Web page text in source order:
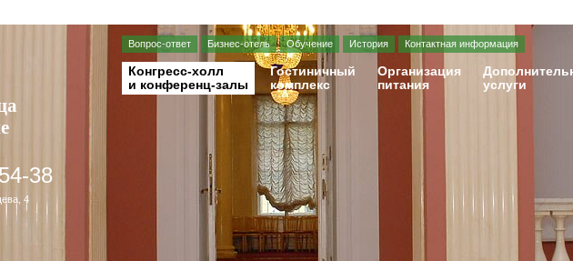
38
4
Вопрос-ответ Бизнес-отель Обучение История Контактная информация
Конгресс-холл
и конференц-залы
Гостиничный
комплекс
Организация
питания
услуги